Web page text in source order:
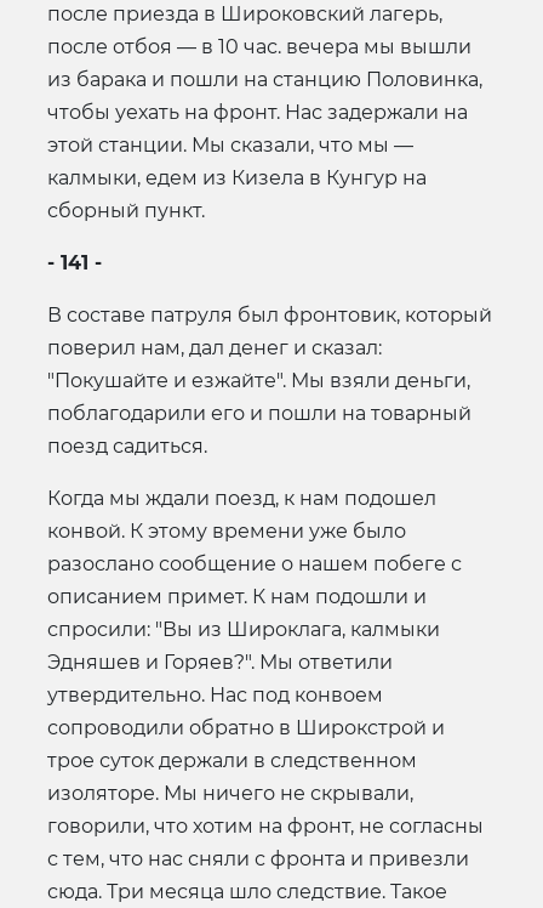
после приезда в Широковский лагерь,
после отбоя — в 10 час. вечера мы вышли
из барака и пошли на станцию Половинка,
чтобы уехать на фронт. Нас задержали на
этой станции. Мы сказали, что мы —
калмыки, едем из Кизела в Кунгур на
сборный пункт.
- 141 -
В составе патруля был фронтовик, который
поверил нам, дал денег и сказал:
"Покушайте и езжайте". Мы взяли деньги,
поблагодарили его и пошли на товарный
поезд садиться.
Когда мы ждали поезд, к нам подошел
конвой. К этому времени уже было
разослано сообщение о нашем побеге с
описанием примет. К нам подошли и
спросили: "Вы из Широклага, калмыки
Эдняшев и Горяев?". Мы ответили
утвердительно. Нас под конвоем
сопроводили обратно в Широкстрой и
трое суток держали в следственном
изоляторе. Мы ничего не скрывали,
говорили, что хотим на фронт, не согласны
с тем, что нас сняли с фронта и привезли
сюда. Три месяца шло следствие. Такое